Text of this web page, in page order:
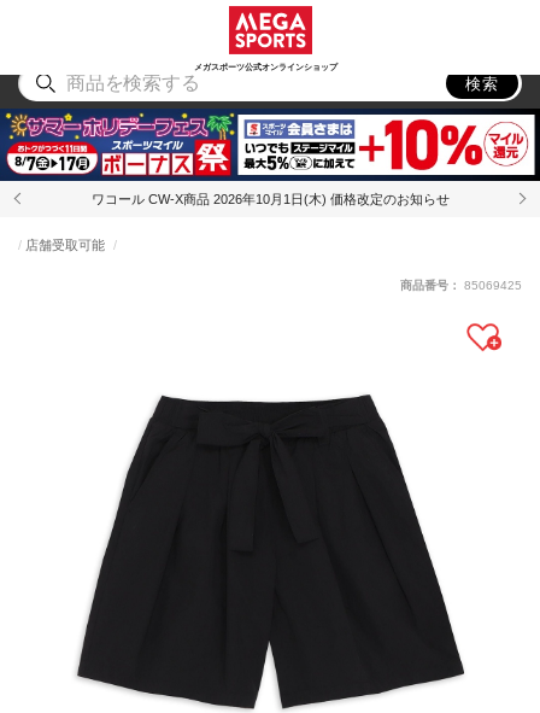
メガスポーツ公式オンラインショップ
アウトドア
検索
ワコール CW-X商品 2026年10月1日(木) 価格改定のお知らせ
店舗受取可能
商品番号： 85069425